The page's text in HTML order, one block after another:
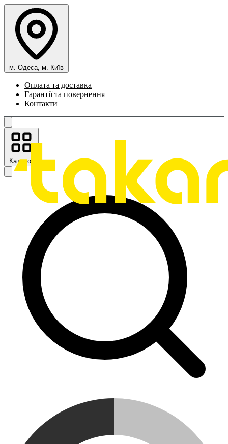
м. Одеса, м. Київ
Оплата та доставка
Гарантії та повернення
Контакти
Каталог